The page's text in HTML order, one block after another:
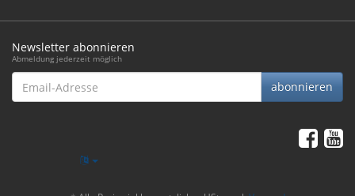
Newsletter abonnieren
Abmeldung jederzeit möglich
Email-
Adresse
abonnieren